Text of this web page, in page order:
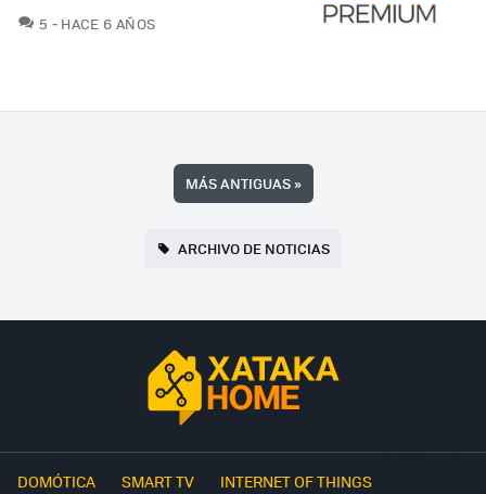
5 COMENTARIOS
HACE 6 AÑOS
MÁS ANTIGUAS»
ARCHIVO DE NOTICIAS
DOMÓTICA SMART TV INTERNET OF THINGS